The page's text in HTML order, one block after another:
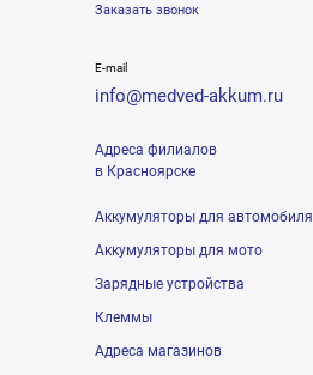
Заказать звонок
E-mail
info@medved-akkum.ru
Адреса филиалов
в Красноярске
Аккумуляторы для автомобиля
Аккумуляторы для мото
Зарядные устройства
Клеммы
Адреса магазинов